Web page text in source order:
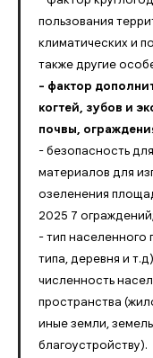
пользования
климатических и
также другие
- фактор
когтей, зубов и
почвы,
- безопасность
материалов для
озеленения
2025 7 ограждений;
- тип населенного
типа, деревня и
численность
пространства
иные земли,
благоустройству).